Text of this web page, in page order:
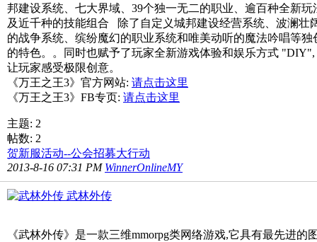
邦建设系统、七大界域、39个独一无二的职业、逾百种全新玩
及近千种的技能组合 除了自定义城邦建设经营系统、波澜壮
的战争系统、缤纷魔幻的职业系统和唯美动听的魔法吟唱等独
的特色。。同时也赋予了玩家全新游戏体验和娱乐方式 "DIY",
让玩家感受极限创意。
《万王之王3》官方网站: 请点击这里
《万王之王3》FB专页: 请点击这里
主题: 2
帖数: 2
贺新服活动--公会招募大行动
2013-8-16 07:31 PM WinnerOnlineMY
武林外传
《武林外传》是一款三维mmorpg类网络游戏,它具有最先进的